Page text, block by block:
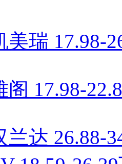
美瑞 17.98-
阁 17.98-
兰达 26.88-